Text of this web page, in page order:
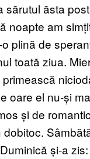
sărutul ăsta
noapte am
plină de
toată ziua.
oare el nu-și
și de
dobitoc.
și-a